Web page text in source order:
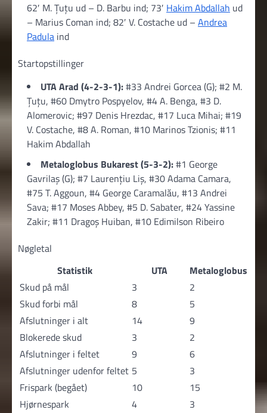
62′ M. Țuțu ud – D. Barbu ind; 73′ Hakim Abdallah ud
– Marius Coman ind; 82′ V. Costache ud – Andrea
Padula ind
Startopstillinger
UTA Arad (4-2-3-1):#33 Andrei Gorcea (G); #2 M.
Țuțu, #60 Dmytro Pospyelov, #4 A. Benga, #3 D.
Alomerovic; #97 Denis Hrezdac, #17 Luca Mihai; #19
V. Costache, #8 A. Roman, #10 Marinos Tzionis; #11
Hakim Abdallah
Metaloglobus Bukarest (5-3-2):#1 George
Gavrilaș (G); #7 Laurențiu Liș, #30 Adama Camara,
#75 T. Aggoun, #4 George Caramalău, #13 Andrei
Sava; #17 Moses Abbey, #5 D. Sabater, #24 Yassine
Zakir; #11 Dragoş Huiban, #10 Edimilson Ribeiro
Nøgletal
Statistik
UTA
Metaloglobus
Skud på mål
3
2
Skud forbi mål
8
5
Afslutninger i alt
14
9
Blokerede skud
3
2
Afslutninger i feltet
9
6
Afslutninger udenfor feltet 5
3
Frispark (begået)
10
15
Hjørnespark
4
3